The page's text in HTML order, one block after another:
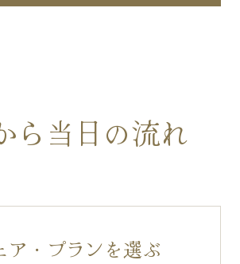
ら当日の流れ
ア・プランを選ぶ